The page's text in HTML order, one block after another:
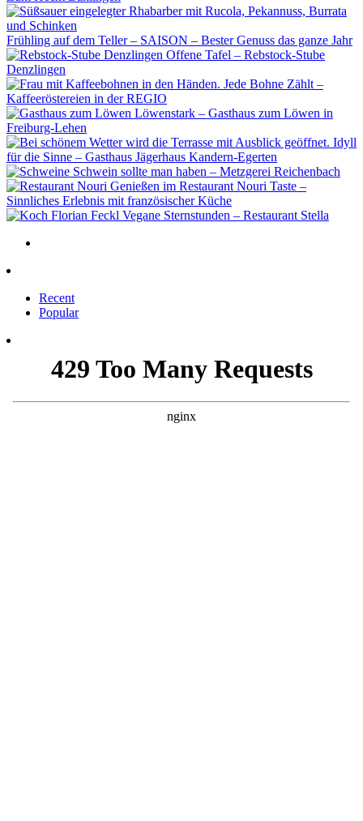
Frühling auf dem Teller – SAISON – Bester Genuss das ganze Jahr
Offene Tafel – Rebstock-Stube
Denzlingen
Jede Bohne Zählt –
Kaffeeröstereien in der REGIO
Löwenstark – Gasthaus zum Löwen in
Freiburg-Lehen
Idyll
für die Sinne – Gasthaus Jägerhaus Kandern-Egerten
Schwein sollte man haben – Metzgerei Reichenbach
Genießen im Restaurant Nouri Taste –
Sinnliches Erlebnis mit französischer Küche
Vegane Sternstunden – Restaurant Stella
Recent
Popular